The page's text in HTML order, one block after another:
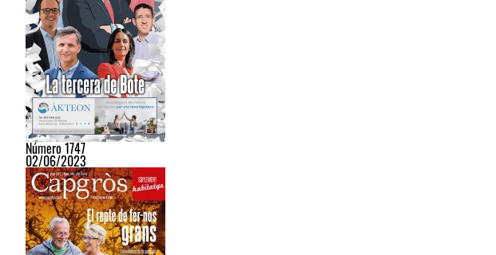
Número 1747
02/06/2023